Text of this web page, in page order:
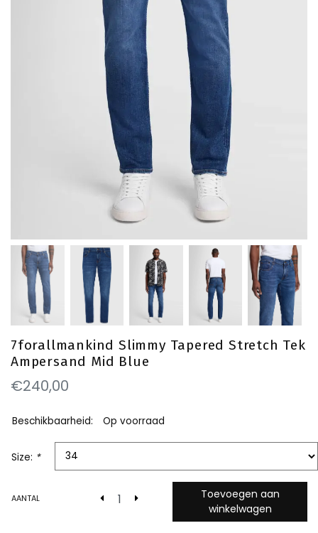
7forallmankind Slimmy Tapered Stretch Tek
Ampersand Mid Blue
€240,00
Beschikbaarheid: Op voorraad
Size: *
AANTAL
Toevoegen aan
winkelwagen